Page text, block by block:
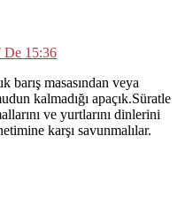
De 15:36
barış masasından veya
kalmadığı apaçık.Süratle
ve yurtlarını dinlerini
karşı savunmalılar.